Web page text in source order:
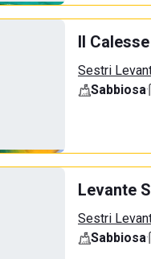
Il
Sestri
Sabbiosa·
Levante
Sestri
Sabbiosa·